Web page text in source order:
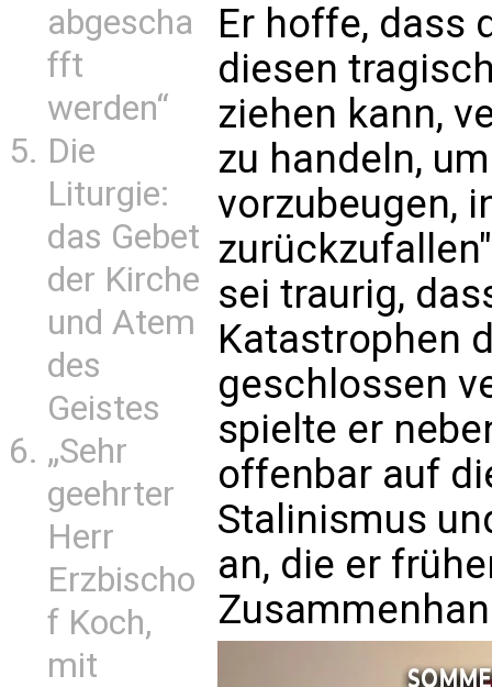
abgescha
fft
werden“
Die
Liturgie:
das Gebet
der Kirche
und Atem
des
Geistes
„Sehr
geehrter
Herr
Erzbischo
f Koch,
mit
Er hoffe, dass
diesen
ziehen kann,
zu handeln,
vorzubeugen,
sei traurig,
Katastrophen
geschlossen
spielte er
offenbar auf
Stalinismus
an, die er